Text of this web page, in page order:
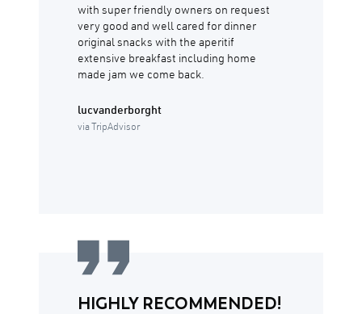
with super friendly owners on request
very good and well cared for dinner
original snacks with the aperitif
extensive breakfast including home
made jam we come back.
lucvanderborght
via TripAdvisor
HIGHLY RECOMMENDED!